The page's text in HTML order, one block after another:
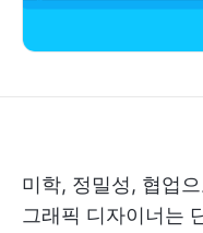
미학, 정밀성, 협업
그래픽 디자이너는